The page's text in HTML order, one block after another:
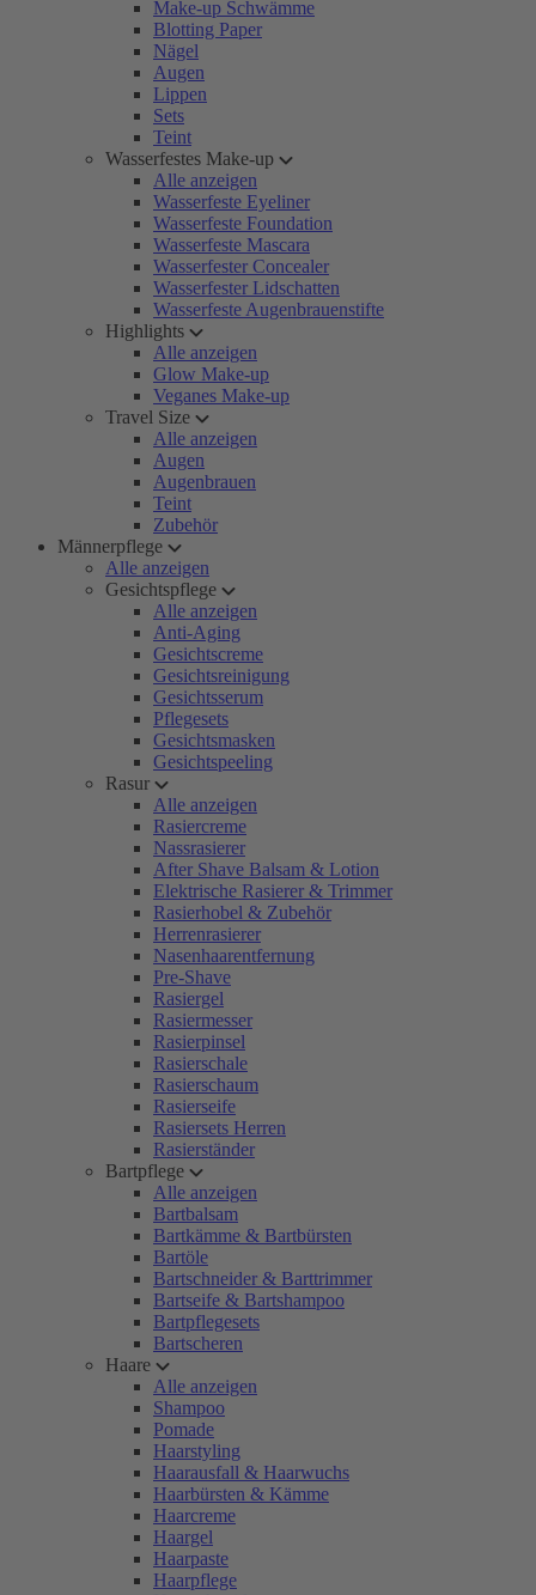
Make-up Schwämme
Blotting Paper
Nägel
Augen
Lippen
Sets
Teint
Wasserfestes Make-up
Alle anzeigen
Wasserfeste Eyeliner
Wasserfeste Foundation
Wasserfeste Mascara
Wasserfester Concealer
Wasserfester Lidschatten
Wasserfeste Augenbrauenstifte
Highlights
Alle anzeigen
Glow Make-up
Veganes Make-up
Travel Size
Alle anzeigen
Augen
Augenbrauen
Teint
Zubehör
Männerpflege
Alle anzeigen
Gesichtspflege
Alle anzeigen
Anti-Aging
Gesichtscreme
Gesichtsreinigung
Gesichtsserum
Pflegesets
Gesichtsmasken
Gesichtspeeling
Rasur
Alle anzeigen
Rasiercreme
Nassrasierer
After Shave Balsam & Lotion
Elektrische Rasierer & Trimmer
Rasierhobel & Zubehör
Herrenrasierer
Nasenhaarentfernung
Pre-Shave
Rasiergel
Rasiermesser
Rasierpinsel
Rasierschale
Rasierschaum
Rasierseife
Rasiersets Herren
Rasierständer
Bartpflege
Alle anzeigen
Bartbalsam
Bartkämme & Bartbürsten
Bartöle
Bartschneider & Barttrimmer
Bartseife & Bartshampoo
Bartpflegesets
Bartscheren
Haare
Alle anzeigen
Shampoo
Pomade
Haarstyling
Haarausfall & Haarwuchs
Haarbürsten & Kämme
Haarcreme
Haargel
Haarpaste
Haarpflege